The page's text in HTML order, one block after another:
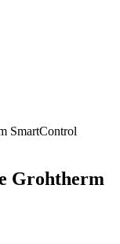
SmartControl
Grohtherm